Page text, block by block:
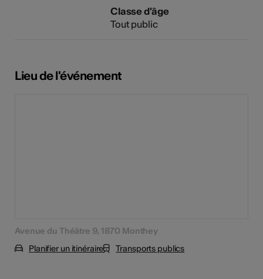
Classe d'âge
Tout public
Lieu de l'événement
Avenue du Théâtre 9, 1870 Monthey
Planifier un itinéraire
Transports publics